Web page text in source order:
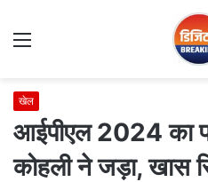
Menu
खेल
आईपीएल 2024 का
कोहली ने जड़ा, खास